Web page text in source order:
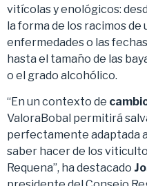
vitícolas y enológicos:
la forma de los racimos de
enfermedades o las
hasta el tamaño de las
o el grado alcohólico.
“En un contexto de
ValoraBobal permitirá
perfectamente adaptada
saber hacer de los
Requena”, ha destacado